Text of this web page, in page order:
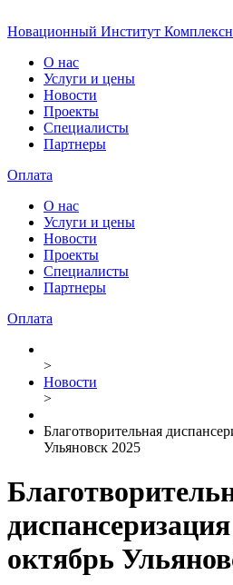
Новационный Институт
О нас
Услуги и цены
Новости
Проекты
Специалисты
Партнеры
Оплата
О нас
Услуги и цены
Новости
Проекты
Специалисты
Партнеры
Оплата
>
Новости
>
Благотворительная
Ульяновск 2025
октябрь